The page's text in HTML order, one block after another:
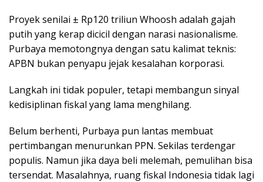
Proyek senilai ± Rp120 triliun Whoosh adalah gajah
putih yang kerap dicicil dengan narasi nasionalisme.
Purbaya memotongnya dengan satu kalimat teknis:
APBN bukan penyapu jejak kesalahan korporasi.
Langkah ini tidak populer, tetapi membangun sinyal
kedisiplinan fiskal yang lama menghilang.
Belum berhenti, Purbaya pun lantas membuat
pertimbangan menurunkan PPN. Sekilas terdengar
populis. Namun jika daya beli melemah, pemulihan bisa
tersendat. Masalahnya, ruang fiskal Indonesia tidak lagi